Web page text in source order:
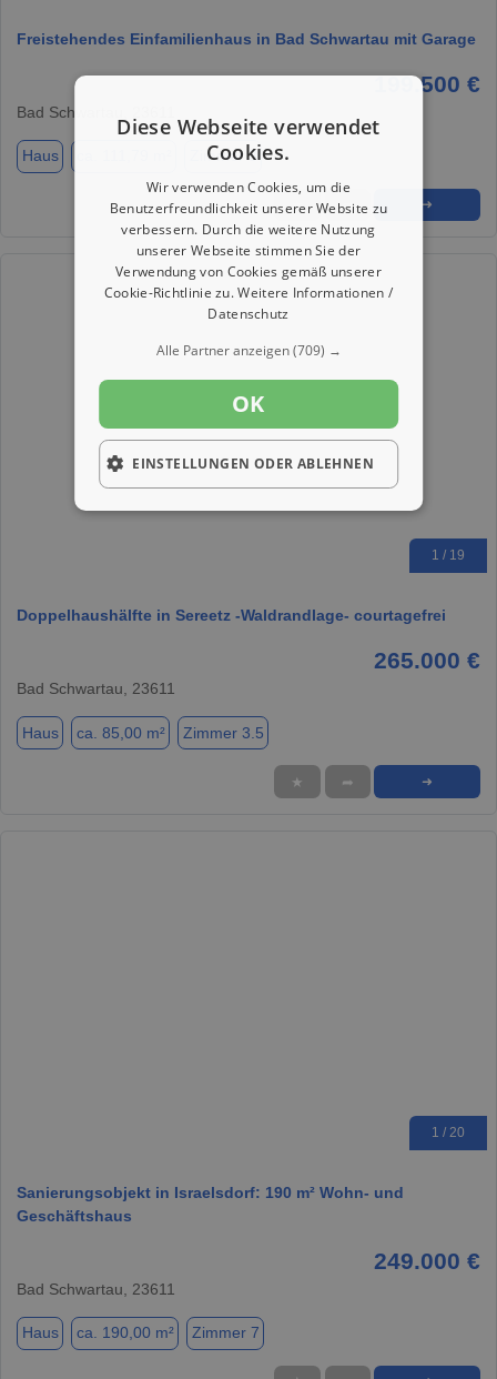
Freistehendes Einfamilienhaus in Bad Schwartau mit Garage
199.500 €
Bad Schwartau, 23611
Haus Zimmer 3
★ ➦ ➜
1 / 19
Doppelhaushälfte in Sereetz -Waldrandlage- courtagefrei
265.000 €
Bad Schwartau, 23611
Haus ca. 85,00 m² Zimmer 3.5
★ ➦ ➜
1 / 20
Sanierungsobjekt in Israelsdorf: 190 m² Wohn- und
Geschäftshaus
249.000 €
Bad Schwartau, 23611
Haus ca. 190,00 m² Zimmer 7
Diese Webseite verwendet
Cookies.
Wir verwenden Cookies, um die
Benutzerfreundlichkeit unserer Website zu
verbessern. Durch die weitere Nutzung
unserer Webseite stimmen Sie der
Verwendung von Cookies gemäß unserer
Cookie-Richtlinie zu.Weitere Informationen /
Datenschutz
Alle Partner anzeigen(709) →
OK
EINSTELLUNGEN ODER ABLEHNEN